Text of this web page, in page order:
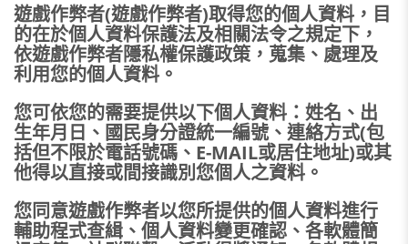
遊戲作弊者(遊戲作弊者)取得您的個人資料，目
的在於個人資料保護法及相關法令之規定下，
依遊戲作弊者隱私權保護政策，蒐集、處理及
利用您的個人資料。
您可依您的需要提供以下個人資料：姓名、出
生年月日、國民身分證統一編號、連絡方式(包
括但不限於電話號碼、E-MAIL或居住地址)或其
他得以直接或間接識別您個人之資料。
您同意遊戲作弊者以您所提供的個人資料進行
輔助程式查緝、個人資料變更確認、各軟體簡